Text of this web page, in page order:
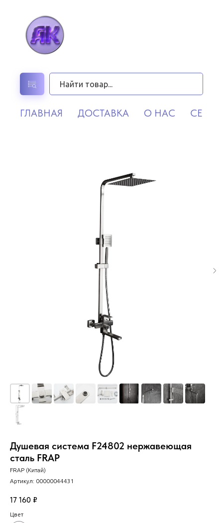
ГЛАВНАЯ ДОСТАВКА О НАС
Душевая система F24802 нержавеющая
сталь FRAP
FRAP (Китай)
Артикул: 00000044431
17 160 ₽
Цвет